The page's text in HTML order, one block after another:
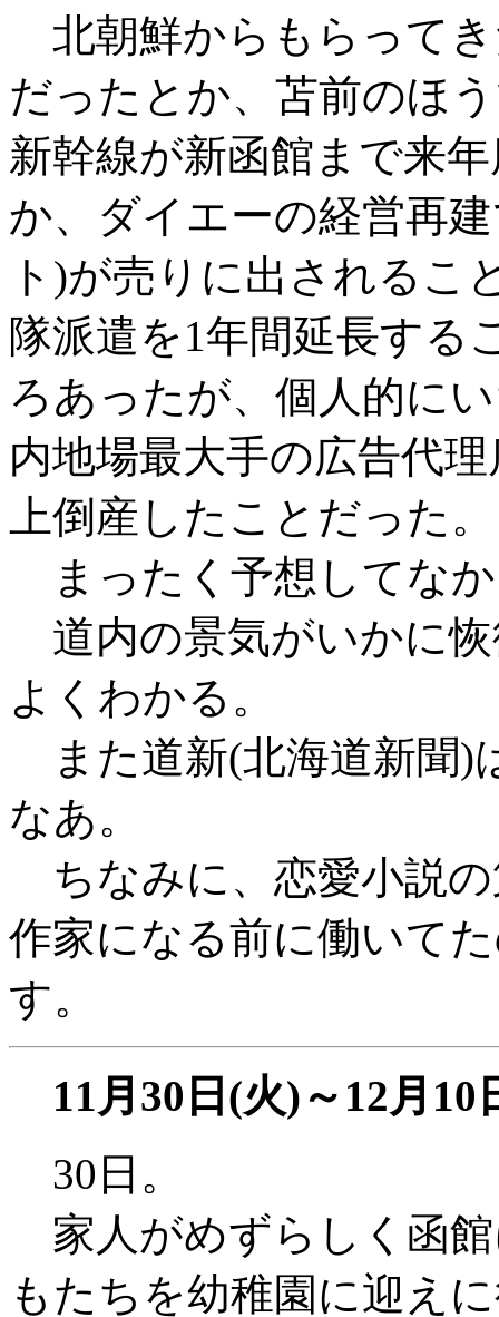
北朝鮮からもらって
だったとか、苫前のほ
新幹線が新函館まで来
か、ダイエーの経営再
ト)が売りに出されるこ
隊派遣を1年間延長する
ろあったが、個人的に
内地場最大手の広告代
上倒産したことだった。
まったく予想してな
道内の景気がいかに
よくわかる。
また道新(北海道新聞)
なあ。
ちなみに、恋愛小説
作家になる前に働いて
す。
11月30日(火)～12月10
30日。
家人がめずらしく函
もたちを幼稚園に迎え